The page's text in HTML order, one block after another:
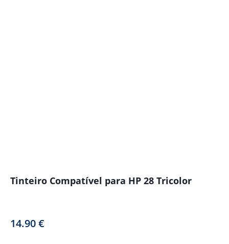
Tinteiro Compatível para HP 28 Tricolor
14.90€